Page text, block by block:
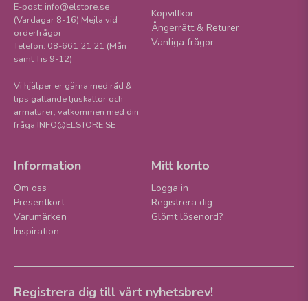
E-post: info@elstore.se
(Vardagar 8-16) Mejla vid
orderfrågor
Telefon: 08-661 21 21 (Mån
samt Tis 9-12)
Vi hjälper er gärna med råd &
tips gällande ljuskällor och
armaturer, välkommen med din
fråga INFO@ELSTORE.SE
Köpvillkor
Ångerrätt & Returer
Vanliga frågor
Information
Om oss
Presentkort
Varumärken
Inspiration
Mitt konto
Logga in
Registrera dig
Glömt lösenord?
Registrera dig till vårt nyhetsbrev!